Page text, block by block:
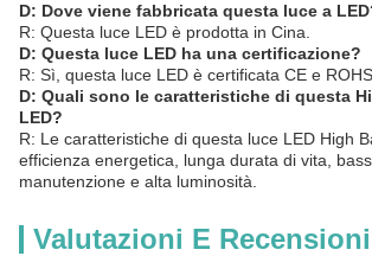
D: Dove viene fabbricata questa luce a
R: Questa luce LED è prodotta in Cina.
D: Questa luce LED ha una certificazione?
R: Sì, questa luce LED è certificata CE e ROHS.
D: Quali sono le caratteristiche di questa
LED?
R: Le caratteristiche di questa luce LED High
efficienza energetica, lunga durata di vita,
manutenzione e alta luminosità.
Valutazioni E Recensioni